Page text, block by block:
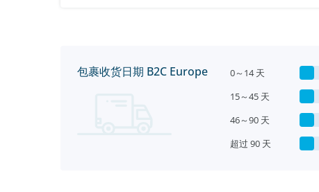
包裹收货日期 B2C Europe
0～14 天
15～45 天
46～90 天
超过 90 天